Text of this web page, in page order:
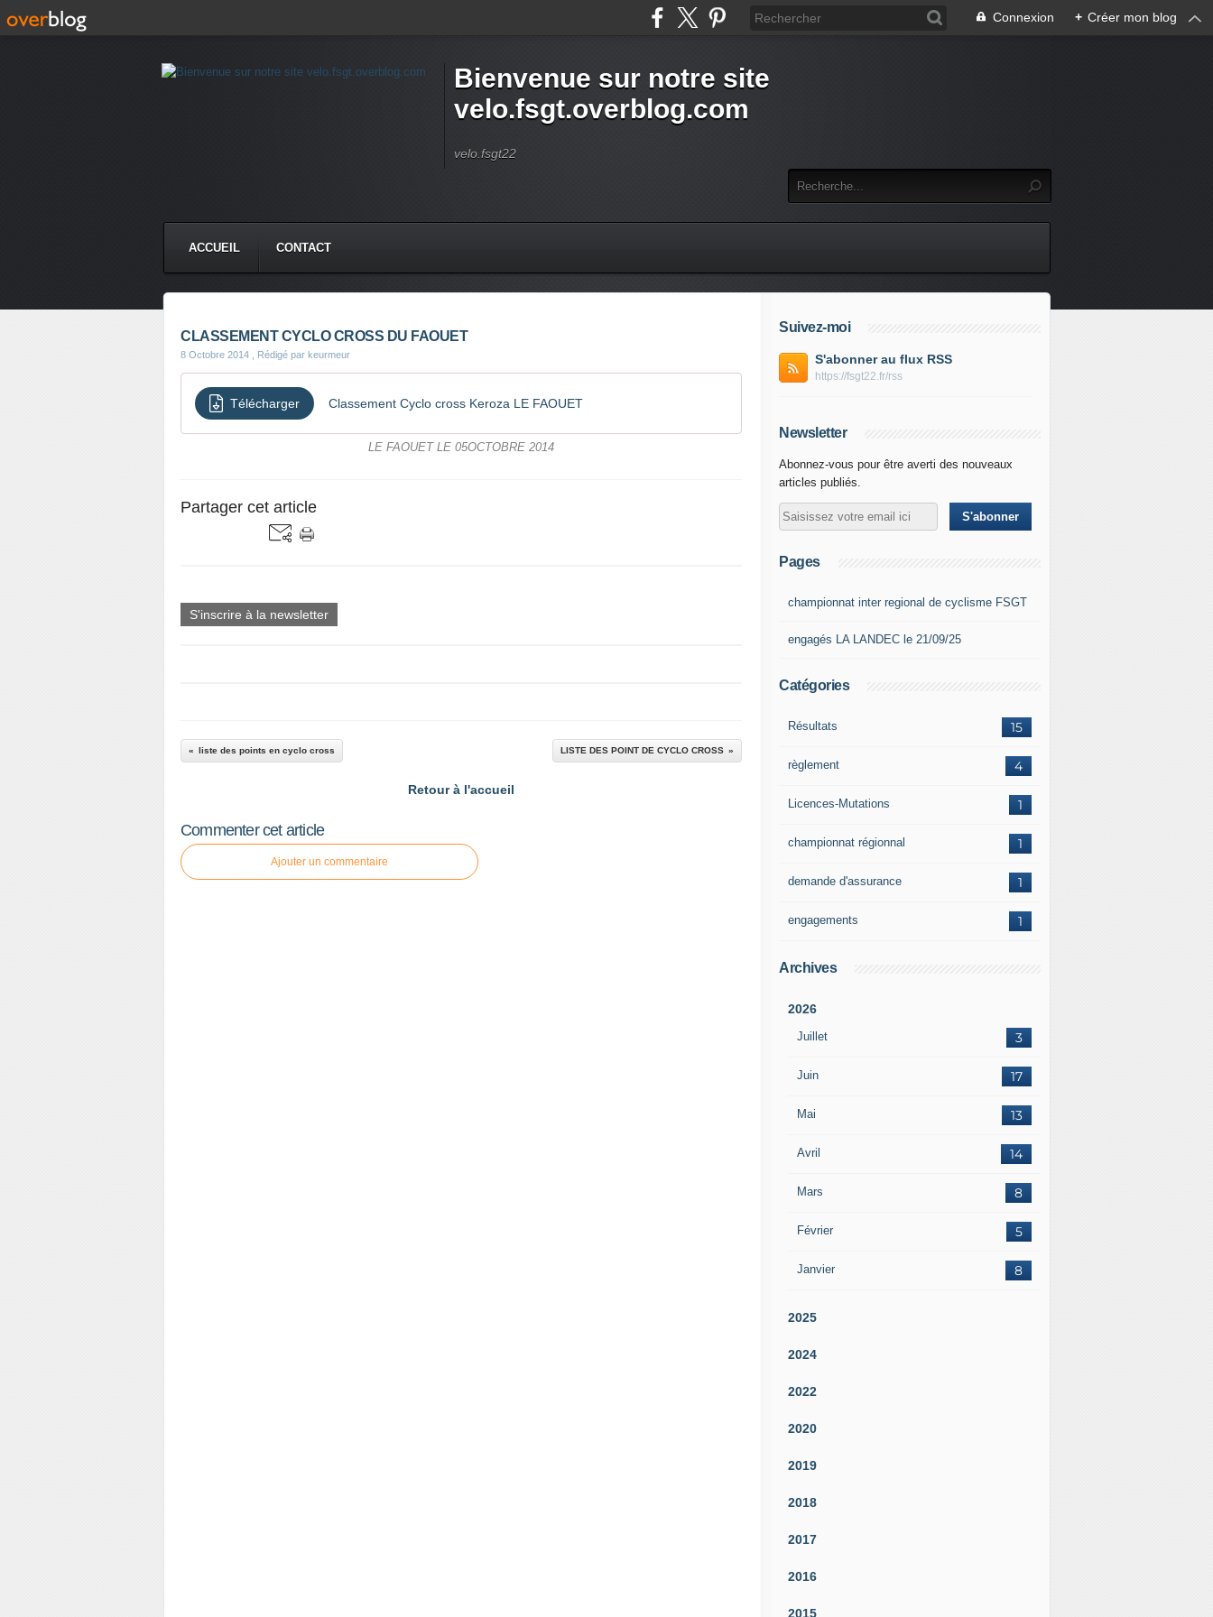
Connexion + Créer mon blog
Bienvenue sur notre site
velo.fsgt.overblog.com
velo.fsgt22
ACCUEIL CONTACT
CLASSEMENT CYCLO CROSS DU FAOUET
8 Octobre 2014 , Rédigé par keurmeur
Télécharger Classement Cyclo cross Keroza LE FAOUET
LE FAOUET LE 05OCTOBRE 2014
Partager cet article
S'inscrire à la newsletter
liste des points en cyclo cross LISTE DES POINT DE CYCLO CROSS
Retour à l'accueil
Commenter cet article
Ajouter un commentaire
Suivez-moi
S'abonner au flux RSS
https://fsgt22.fr/rss
Newsletter
Abonnez-vous pour être averti des nouveaux
articles publiés.
Pages
championnat inter regional de cyclisme FSGT
engagés LA LANDEC le 21/09/25
Catégories
15
Résultats
4
règlement
1
Licences-Mutations
1
championnat régionnal
1
demande d'assurance
1
engagements
Archives
2026
Juillet 3
Juin 17
Mai 13
Avril 14
Mars 8
Février 5
Janvier 8
2025
2024
2022
2020
2019
2018
2017
2016
2015